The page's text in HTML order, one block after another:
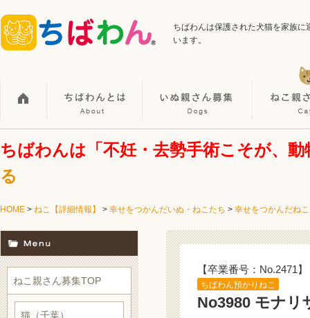
ちばわんは保護された犬猫を家族
います。
ちばわんは「不妊・去勢手術こそが、
る
HOME > ねこ【詳細情報】 > 幸せをつかんだいぬ・ねこたち > 幸せをつかんだねこ
【卒業番号：No.2471】
ちばわん預かりねこ
No3980 モナ
ねこ親さん募集TOP
猫（千葉）